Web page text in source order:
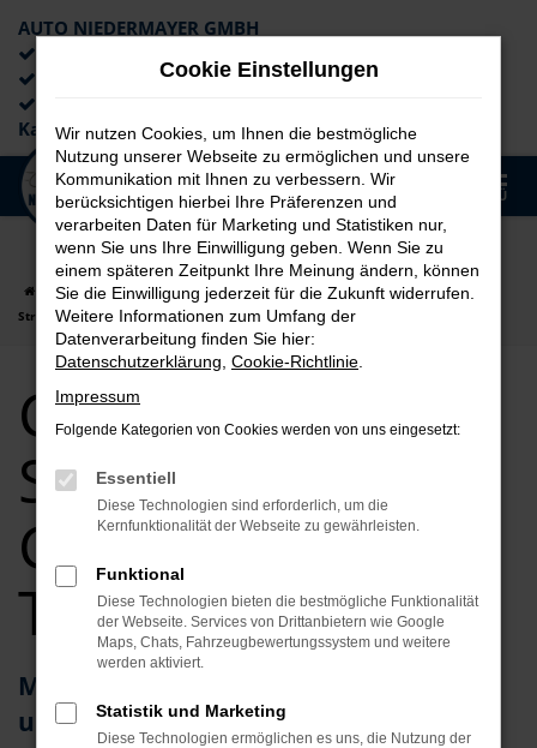
Zum
Hauptinhalt
springen
AUTO NIEDERMAYER GMBH
Lieferung an die Haustür
Kaufabwicklung
MENÜ
Startseite Straubing CUPRA CUPRA Leon
CUPRA Leon für
Straubing Gebrauchtwagen Top Angebote
CUPRA Leon für
Straubing
Gebrauchtwagen
Top Angebote
Mit dem CUPRA Leon Gebrauchtwagen
unterwegs in Straubing
Cookie Einstellungen
Wir nutzen Cookies, um Ihnen die bestmögliche
Nutzung unserer Webseite zu ermöglichen und unsere
Kommunikation mit Ihnen zu verbessern. Wir
berücksichtigen hierbei Ihre Präferenzen und
verarbeiten Daten für Marketing und Statistiken nur,
wenn Sie uns Ihre Einwilligung geben. Wenn Sie zu
einem späteren Zeitpunkt Ihre Meinung ändern, können
Sie die Einwilligung jederzeit für die Zukunft widerrufen.
Weitere Informationen zum Umfang der
Datenverarbeitung finden Sie hier:
Datenschutzerklärung Cookie-Richtlinie
Impressum
Folgende Kategorien von Cookies werden von uns eingesetzt:
Essentiell
Diese Technologien sind erforderlich, um die
Kernfunktionalität der Webseite zu gewährleisten.
Funktional
Diese Technologien bieten die bestmögliche Funktionalität
der Webseite. Services von Drittanbietern wie Google
Maps, Chats, Fahrzeugbewertungssystem und weitere
werden aktiviert.
Statistik und Marketing
Diese Technologien ermöglichen es uns, die Nutzung der